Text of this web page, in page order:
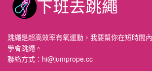
跳繩是超高效率有氧運動，我要幫你在短時間
學會跳繩。
聯絡方式： hi@jumprope.cc